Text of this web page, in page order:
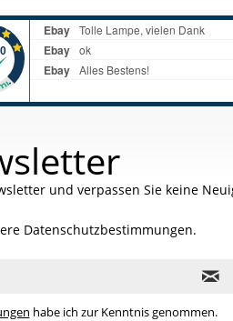
und verpassen Sie keine
Datenschutzbestimmungen.
habe ich zur Kenntnis genommen.